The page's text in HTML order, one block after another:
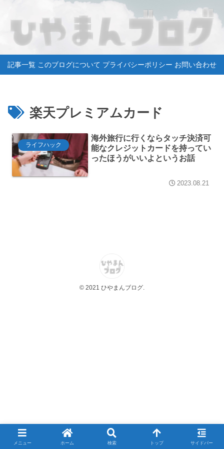
記事一覧 このブログについて プライバシーポリシー お問い合わせ
楽天プレミアムカード
ライフハック
海外旅行に行くならタッチ決済可
能なクレジットカードを持ってい
ったほうがいいよというお話
2023.08.21
© 2021 ひやまんブログ.
メニュー ホーム 検索 トップ サイドバー